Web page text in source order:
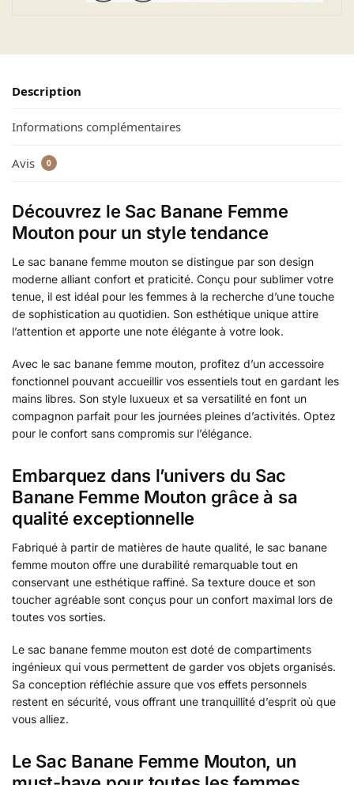
Description
Informations complémentaires
Avis 0
Découvrez le Sac Banane Femme
Mouton pour un style tendance
Le sac banane femme mouton se distingue par son design
moderne alliant confort et praticité. Conçu pour sublimer votre
tenue, il est idéal pour les femmes à la recherche d’une touche
de sophistication au quotidien. Son esthétique unique attire
l’attention et apporte une note élégante à votre look.
Avec le sac banane femme mouton, profitez d’un accessoire
fonctionnel pouvant accueillir vos essentiels tout en gardant les
mains libres. Son style luxueux et sa versatilité en font un
compagnon parfait pour les journées pleines d’activités. Optez
pour le confort sans compromis sur l’élégance.
Embarquez dans l’univers du Sac
Banane Femme Mouton grâce à sa
qualité exceptionnelle
Fabriqué à partir de matières de haute qualité, le sac banane
femme mouton offre une durabilité remarquable tout en
conservant une esthétique raffiné. Sa texture douce et son
toucher agréable sont conçus pour un confort maximal lors de
toutes vos sorties.
Le sac banane femme mouton est doté de compartiments
ingénieux qui vous permettent de garder vos objets organisés.
Sa conception réfléchie assure que vos effets personnels
restent en sécurité, vous offrant une tranquillité d’esprit où que
vous alliez.
Le Sac Banane Femme Mouton, un